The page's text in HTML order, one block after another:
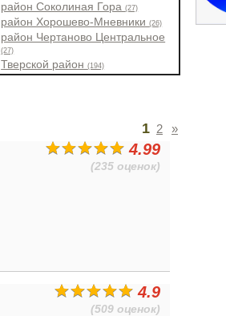
район Соколиная Гора(27)
район Хорошево-Мневники(26)
район Чертаново Центральное
(27)
Тверской район(194)
1 2 »
4.99
(235 оценок)
4.9
(509 оценок)